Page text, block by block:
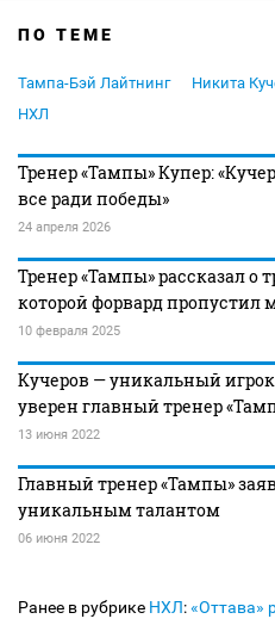
ПО ТЕМЕ
Тампа-Бэй Лайтнинг Никита
НХЛ
Тренер «Тампы» Купер:
все ради победы»
24 апреля 2026
Тренер «Тампы» рассказал о
которой форвард пропустил
10 февраля 2025
Кучеров — уникальный
уверен главный тренер
13 июня 2022
Главный тренер «Тампы»
уникальным талантом
06 июня 2022
Ранее в рубрике НХЛ:«Оттава»